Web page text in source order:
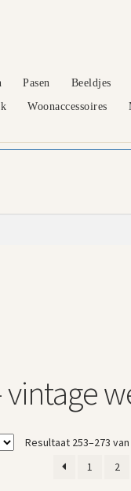
Pasen Beeldjes
Woonaccessoires
vintage
Resultaat 253–273
1 2